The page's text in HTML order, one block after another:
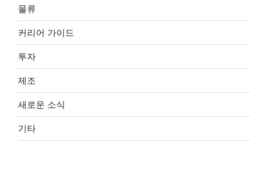
물류
커리어 가이드
투자
제조
새로운 소식
기타